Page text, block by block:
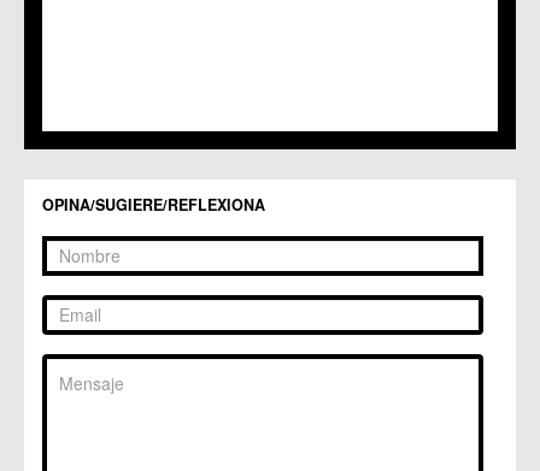
C.C. Zarandona
OPINA/SUGIERE/REFLEXIONA